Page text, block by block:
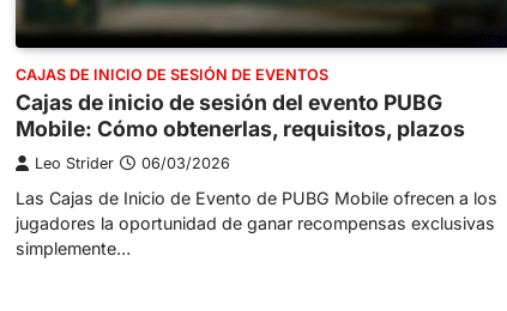
CAJAS DE INICIO DE SESIÓN DE EVENTOS
Cajas de inicio de sesión del evento PUBG
Mobile: Cómo obtenerlas, requisitos, plazos
Leo Strider 06/03/2026
Las Cajas de Inicio de Evento de PUBG Mobile ofrecen a los
jugadores la oportunidad de ganar recompensas exclusivas
simplemente…